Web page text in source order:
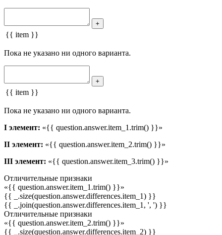
+
{{ item }}
Пока не указано ни одного варианта.
+
{{ item }}
Пока не указано ни одного варианта.
I элемент: «{{ question.answer.item_1.trim() }}»
II элемент: «{{ question.answer.item_2.trim() }}»
III элемент: «{{ question.answer.item_3.trim() }}»
Отличительные признаки
«{{ question.answer.item_1.trim() }}»
{{ _.size(question.answer.differences.item_1) }}
{{ _.join(question.answer.differences.item_1, ', ') }}
Отличительные признаки
«{{ question.answer.item_2.trim() }}»
{{ _.size(question.answer.differences.item_2) }}